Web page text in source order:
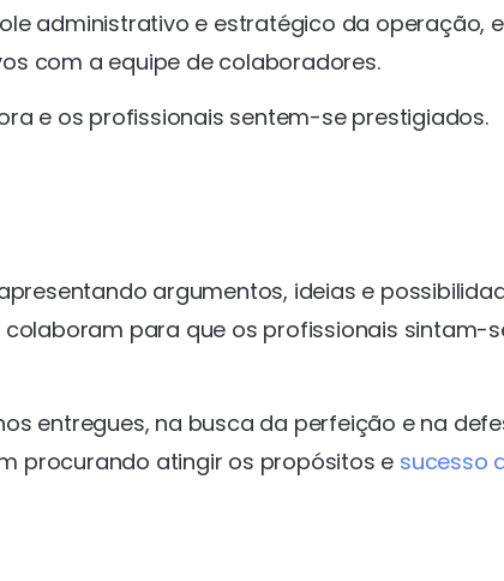
administrativo e estratégico da operação,
com a equipe de colaboradores.
e os profissionais sentem-se prestigiados.
argumentos, ideias e
para que os profissionais sintam-
entregues, na busca da perfeição e na
procurando atingir os propósitos e sucesso